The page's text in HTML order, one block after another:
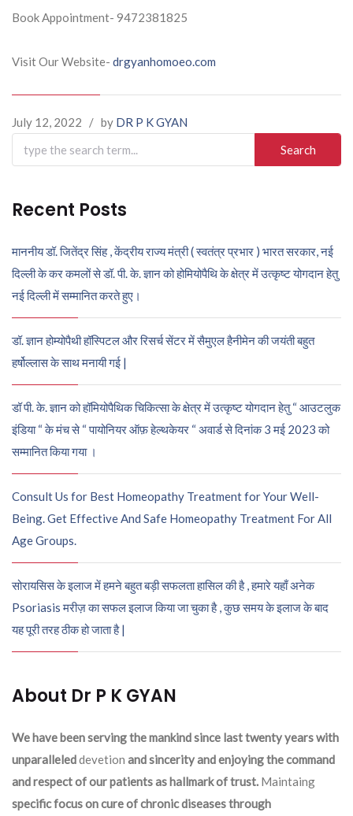
Book Appointment- 9472381825
Visit Our Website- drgyanhomoeo.com
July 12, 2022 / by DR P K GYAN
Search
for:
Recent Posts
माननीय डॉ. जितेंद्र सिंह , केंद्रीय राज्य मंत्री ( स्वतंत्र प्रभार ) भारत सरकार, नई
दिल्ली के कर कमलों से डॉ. पी. के. ज्ञान को होमियोपैथि के क्षेत्र में उत्कृष्ट योगदान हेतु
नई दिल्ली में सम्मानित करते हुए।
डॉ. ज्ञान होम्योपैथी हॉस्पिटल और रिसर्च सेंटर में सैमुएल हैनीमेन की जयंती बहुत
हर्षोल्लास के साथ मनायी गई |
डॉ पी. के. ज्ञान को हॉमियोपैथिक चिकित्सा के क्षेत्र में उत्कृष्ट योगदान हेतु “ आउटलुक
इंडिया “ के मंच से “ पायोनियर ऑफ़ हेल्थकेयर “ अवार्ड से दिनांक 3 मई 2023 को
सम्मानित किया गया ।
Consult Us for Best Homeopathy Treatment for Your Well-
Being. Get Effective And Safe Homeopathy Treatment For All
Age Groups.
सोरायसिस के इलाज में हमने बहुत बड़ी सफलता हासिल की है , हमारे यहाँ अनेक
Psoriasis मरीज़ का सफल इलाज किया जा चुका है , कुछ समय के इलाज के बाद
यह पूरी तरह ठीक हो जाता है |
About Dr P K GYAN
We have been serving the mankind since last twenty years with
unparalleleddevetion and sincerity and enjoying the command
and respect of our patients as hallmark of trust. Maintaing
specific focus on cure of chronic diseases through